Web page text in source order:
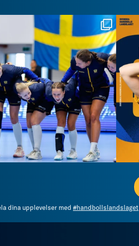
handbollslandslaget
dina upplevelser med #handbollslandslaget